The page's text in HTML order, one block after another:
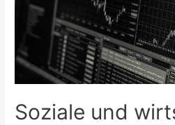
Soziale und